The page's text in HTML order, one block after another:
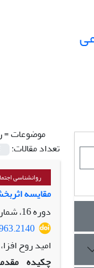
موضوعات =
تعداد مقالات:
روانشناسی
مقایسه
دوره 16، شماره 61، بهار 1405، صفحه
امید روح
چکیده